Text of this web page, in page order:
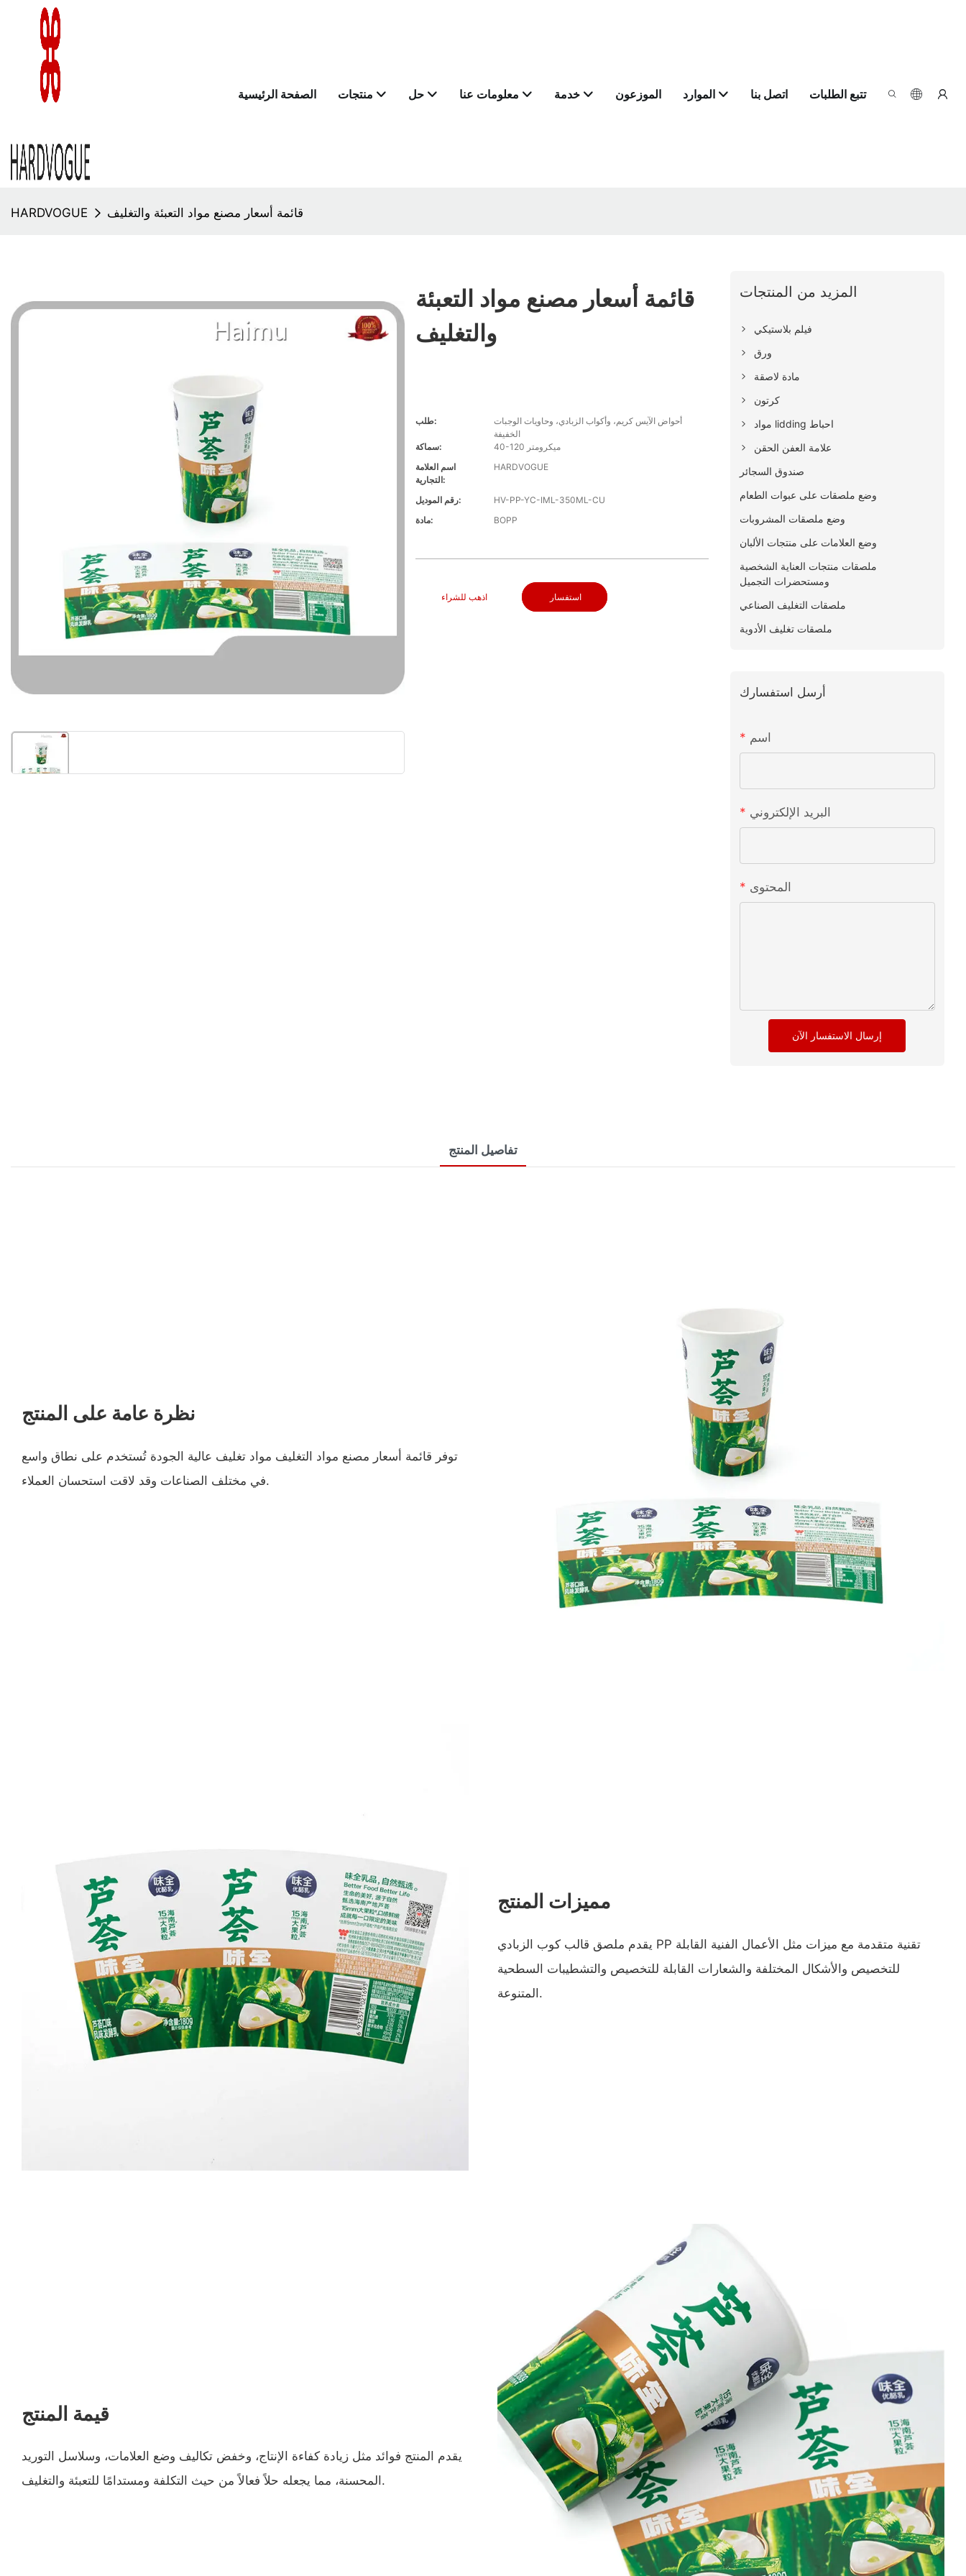
الصفحة الرئيسية منتجات حل معلومات عنا خدمة الموزعون الموارد اتصل بنا تتبع الطلبات
HARDVOGUE قائمة أسعار مصنع مواد التعبئة والتغليف
قائمة أسعار مصنع مواد التعبئة
والتغليف
طلب:
أحواض الآيس كريم، وأكواب الزبادي، وحاويات الوجبات
الخفيفة
سماكة:
40-120 ميكرومتر
اسم العلامة
التجارية:
HARDVOGUE
رقم الموديل:
HV-PP-YC-IML-350ML-CU
مادة:
BOPP
استفسار اذهب للشراء
المزيد من المنتجات
فيلم بلاستيكي
ورق
مادة لاصقة
كرتون
مواد lidding احباط
علامة العفن الحقن
صندوق السجائر
وضع ملصقات على عبوات الطعام
وضع ملصقات المشروبات
وضع العلامات على منتجات الألبان
ملصقات منتجات العناية الشخصية
ومستحضرات التجميل
ملصقات التغليف الصناعي
ملصقات تغليف الأدوية
أرسل استفسارك
اسم
البريد الإلكتروني
المحتوى
إرسال الاستفسار الآن
تفاصيل المنتج
نظرة عامة على المنتج
توفر قائمة أسعار مصنع مواد التغليف مواد تغليف عالية الجودة تُستخدم على نطاق واسع
في مختلف الصناعات وقد لاقت استحسان العملاء.
مميزات المنتج
يقدم ملصق قالب كوب الزبادي PP تقنية متقدمة مع ميزات مثل الأعمال الفنية القابلة
للتخصيص والأشكال المختلفة والشعارات القابلة للتخصيص والتشطيبات السطحية
المتنوعة.
قيمة المنتج
يقدم المنتج فوائد مثل زيادة كفاءة الإنتاج، وخفض تكاليف وضع العلامات، وسلاسل التوريد
المحسنة، مما يجعله حلاً فعالاً من حيث التكلفة ومستدامًا للتعبئة والتغليف.